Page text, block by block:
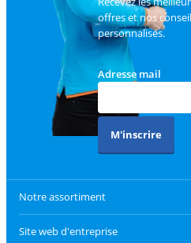
offres et nos
personnalisés.
Adresse mail
M'inscrire
Notre assortiment
Site web d'entreprise